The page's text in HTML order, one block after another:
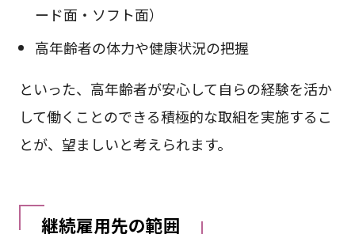
ード面・ソフト面）
高年齢者の体力や健康状況の把握
といった、高年齢者が安心して自らの経験を活か
して働くことのできる積極的な取組を実施するこ
とが、望ましいと考えられます。
継続雇用先の範囲